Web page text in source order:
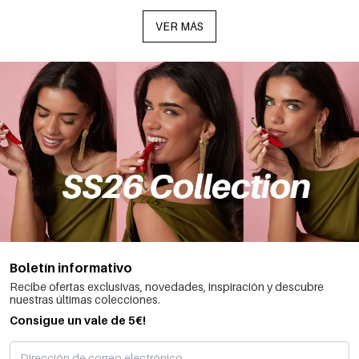
VER MÁS
Boletín informativo
Recibe ofertas exclusivas, novedades, inspiración y descubre
nuestras últimas colecciones.
Consigue un vale de 5€!